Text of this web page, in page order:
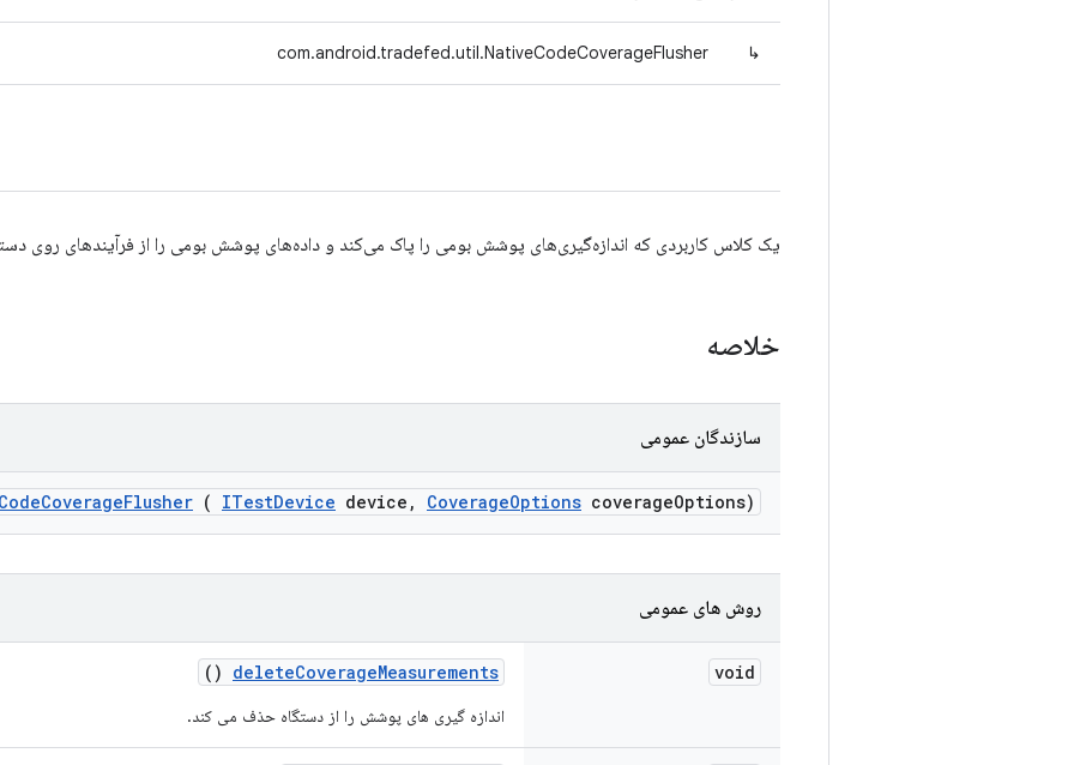
↳
com.android.tradefed.util.NativeCodeCoverageFlusher
یک کلاس کاربردی که اندازه‌گیری‌های پوشش بومی را پاک می‌کند و داده‌های پوشش بومی را از فرآیندهای روی
خلاصه
سازندگان عمومی
CodeCoverageFlusher ( ITestDevice device , CoverageOptions coverageOptions)
روش های عمومی
void
deleteCoverageMeasurements
()
اندازه گیری های پوشش را از دستگاه حذف می کند.